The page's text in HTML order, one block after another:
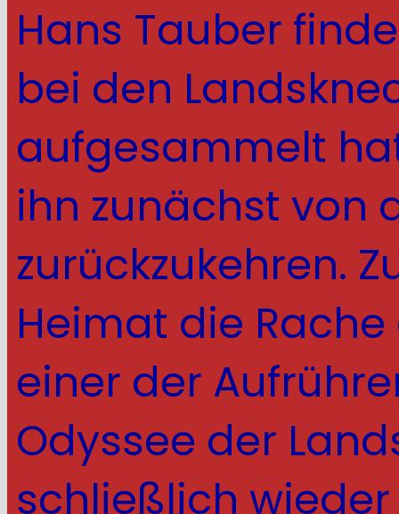
Hans Tauber
bei den
aufgesammelt
ihn zunächst von
zurückzukehren.
Heimat die
einer der
Odyssee der
schließlich wieder